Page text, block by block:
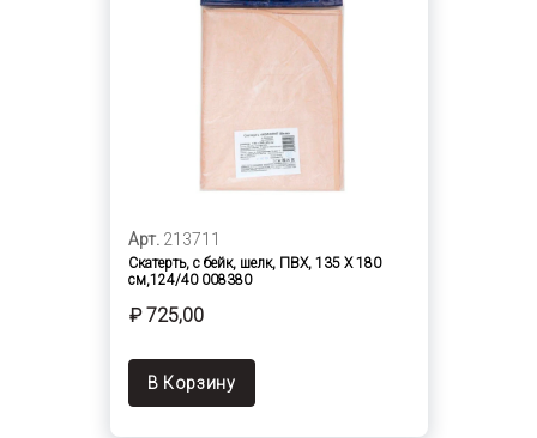
Арт. 213711
Скатерть, с бейк, шелк, ПВХ, 135 Х 180
см,124/40 008380
₽ 725,00
В Корзину